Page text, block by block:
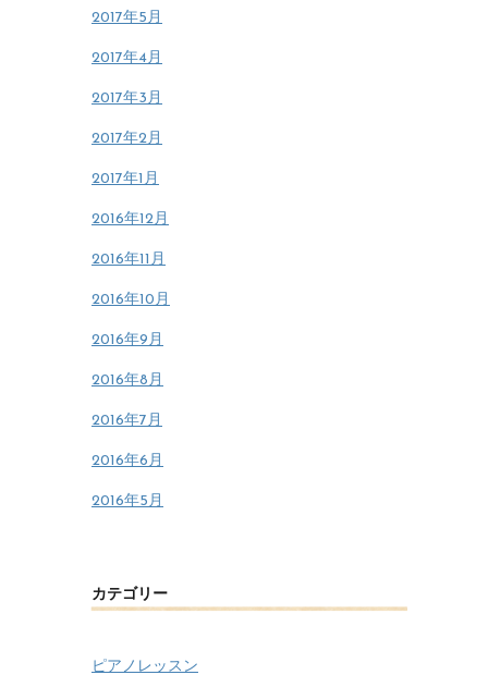
2017年5月
2017年4月
2017年3月
2017年2月
2017年1月
2016年12月
2016年11月
2016年10月
2016年9月
2016年8月
2016年7月
2016年6月
2016年5月
カテゴリー
ピアノレッスン